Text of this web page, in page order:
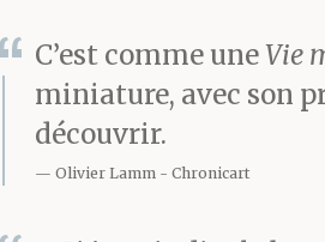
C’est comme uneVie
miniature, avec son
découvrir.
Olivier Lamm Chronicart